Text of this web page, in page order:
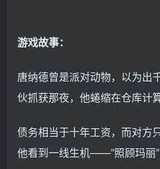
游戏故事：
唐纳德曾是派对动物，以为出
伙抓获那夜，他蜷缩在仓库计算
债务相当于十年工资，而对方
他看到一线生机——”照顾玛丽”